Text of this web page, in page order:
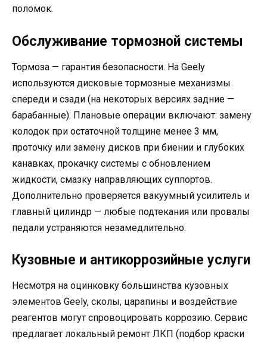
поломок.
Обслуживание тормозной системы
Тормоза — гарантия безопасности. На Geely
используются дисковые тормозные механизмы
спереди и сзади (на некоторых версиях задние —
барабанные). Плановые операции включают: замену
колодок при остаточной толщине менее 3 мм,
проточку или замену дисков при биении и глубоких
канавках, прокачку системы с обновлением
жидкости, смазку направляющих суппортов.
Дополнительно проверяется вакуумный усилитель и
главный цилиндр — любые подтекания или провалы
педали устраняются незамедлительно.
Кузовные и антикоррозийные услуги
Несмотря на оцинковку большинства кузовных
элементов Geely, сколы, царапины и воздействие
реагентов могут спровоцировать коррозию. Сервис
предлагает локальный ремонт ЛКП (подбор краски